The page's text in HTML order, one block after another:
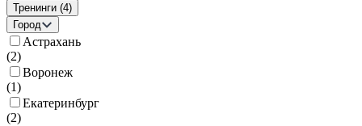
Тренинги (4)
Город
Астрахань
(2)
Воронеж
(1)
Екатеринбург
(2)